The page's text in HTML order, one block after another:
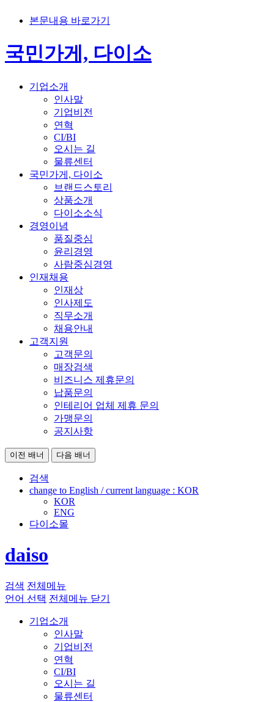
본문내용 바로가기
국민가게, 다이소
기업소개
인사말
기업비전
연혁
CI/BI
오시는 길
물류센터
국민가게, 다이소
브랜드스토리
상품소개
다이소소식
경영이념
품질중심
윤리경영
사람중심경영
인재채용
인재상
인사제도
직무소개
채용안내
고객지원
고객문의
매장검색
비즈니스 제휴문의
납품문의
인테리어 업체 제휴 문의
가맹문의
공지사항
이전 배너 다음 배너
검색
change to English / current language : KOR
KOR
ENG
다이소몰
daiso
검색 전체메뉴
언어 선택 전체메뉴 닫기
기업소개
인사말
기업비전
연혁
CI/BI
오시는 길
물류센터